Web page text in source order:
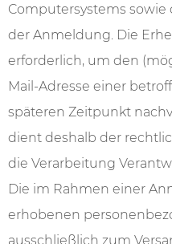
Computersystems
der Anmeldung. Die
erforderlich, um den
Mail-Adresse einer
späteren Zeitpunkt
dient deshalb der
die Verarbeitung
Die im Rahmen einer
erhobenen
ausschließlich zum